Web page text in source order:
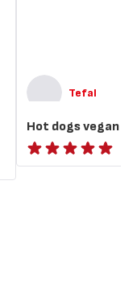
Tefal
Hot dogs vegan
ratings.NaN